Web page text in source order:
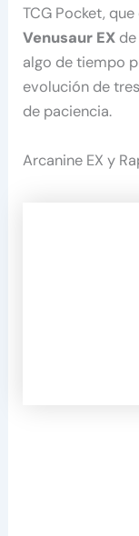
TCG Pocket,
Venusaur EX
algo de tiempo
evolución de
de paciencia.
Arcanine EX y